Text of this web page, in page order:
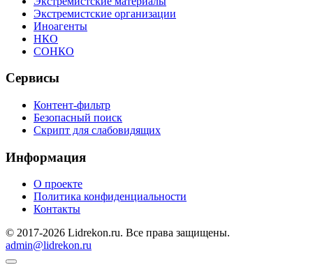
Экстремистские организации
Иноагенты
НКО
СОНКО
Сервисы
Контент-фильтр
Безопасный поиск
Скрипт для слабовидящих
Информация
О проекте
Политика конфиденциальности
Контакты
© 2017-2026 Lidrekon.ru. Все права защищены.
admin@lidrekon.ru